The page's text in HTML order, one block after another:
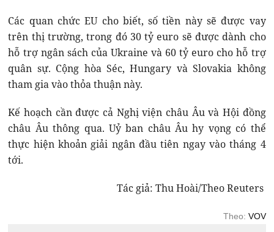
Các quan chức EU cho biết, số tiền này sẽ được vay
trên thị trường, trong đó 30 tỷ euro sẽ được dành cho
hỗ trợ ngân sách của Ukraine và 60 tỷ euro cho hỗ trợ
quân sự. Cộng hòa Séc, Hungary và Slovakia không
tham gia vào thỏa thuận này.
Kế hoạch cần được cả Nghị viện châu Âu và Hội đồng
châu Âu thông qua. Uỷ ban châu Âu hy vọng có thể
thực hiện khoản giải ngân đầu tiên ngay vào tháng 4
tới.
Tác giả: Thu Hoài/Theo Reuters
Theo: VOV